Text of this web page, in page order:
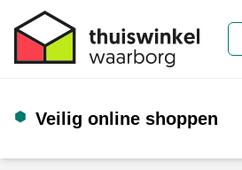
Veilig online shoppen